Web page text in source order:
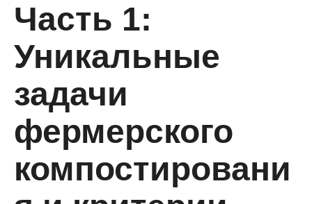
Часть 1:
Уникальные
задачи
фермерского
компостировани